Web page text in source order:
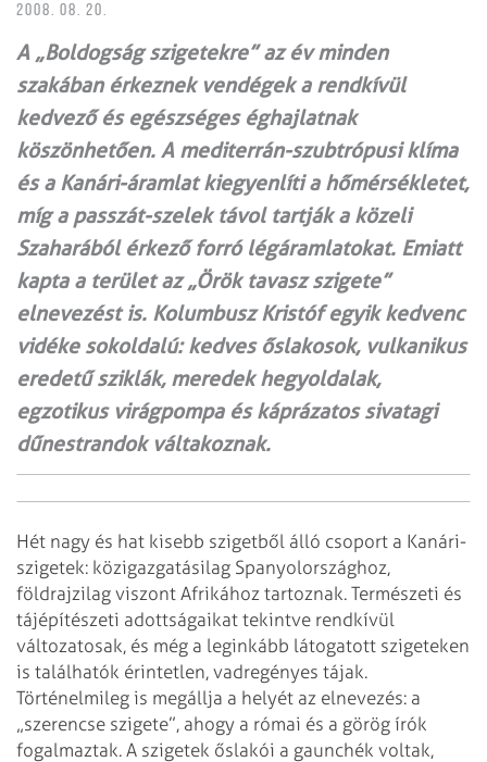
2008. 08. 20.
A „Boldogság szigetekre” az év minden
szakában érkeznek vendégek a rendkívül
kedvező és egészséges éghajlatnak
köszönhetően. A mediterrán-szubtrópusi klíma
és a Kanári-áramlat kiegyenlíti a hőmérsékletet,
míg a passzát-szelek távol tartják a közeli
Szaharából érkező forró légáramlatokat. Emiatt
kapta a terület az „Örök tavasz szigete”
elnevezést is. Kolumbusz Kristóf egyik kedvenc
vidéke sokoldalú: kedves őslakosok, vulkanikus
eredetű sziklák, meredek hegyoldalak,
egzotikus virágpompa és káprázatos sivatagi
dűnestrandok váltakoznak.
Hét nagy és hat kisebb szigetből álló csoport a Kanári-
szigetek: közigazgatásilag Spanyolországhoz,
földrajzilag viszont Afrikához tartoznak. Természeti és
tájépítészeti adottságaikat tekintve rendkívül
változatosak, és még a leginkább látogatott szigeteken
is találhatók érintetlen, vadregényes tájak.
Történelmileg is megállja a helyét az elnevezés: a
„szerencse szigete”, ahogy a római és a görög írók
fogalmaztak. A szigetek őslakói a gaunchék voltak,